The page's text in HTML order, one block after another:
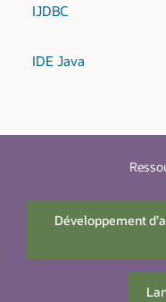
IJDBC
IDE Java
Développement